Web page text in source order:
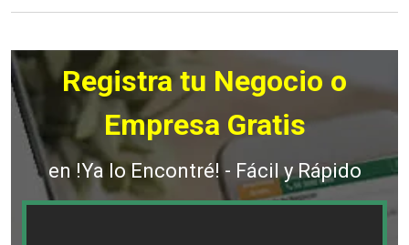
Registra tu Negocio o
Empresa Gratis
en !Ya lo Encontré! - Fácil y Rápido